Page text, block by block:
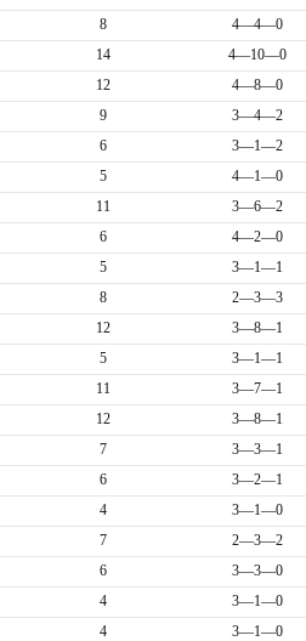
8 4—4—0
14 4—10—0
12 4—8—0
9 3—4—2
6 3—1—2
5 4—1—0
11 3—6—2
6 4—2—0
5 3—1—1
8 2—3—3
12 3—8—1
5 3—1—1
11 3—7—1
12 3—8—1
7 3—3—1
6 3—2—1
4 3—1—0
7 2—3—2
6 3—3—0
4 3—1—0
4 3—1—0